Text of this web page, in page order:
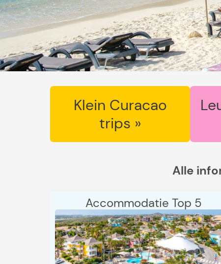
Klein Curacao
trips »
Alle
Accommodatie Top 5